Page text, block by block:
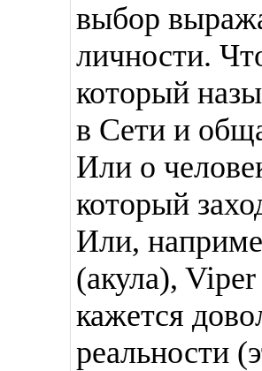
выбор
личности.
который
в Сети и
Или о
который
Или,
(акула),
кажется
реальности